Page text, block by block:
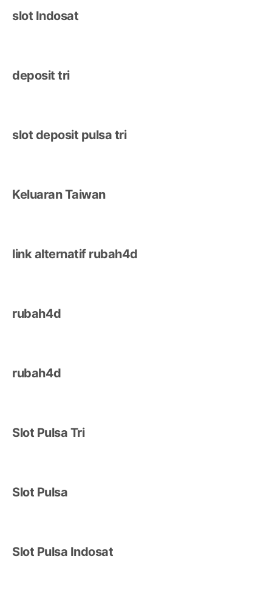
slot Indosat
deposit tri
slot deposit pulsa tri
Keluaran Taiwan
link alternatif rubah4d
rubah4d
rubah4d
Slot Pulsa Tri
Slot Pulsa
Slot Pulsa Indosat